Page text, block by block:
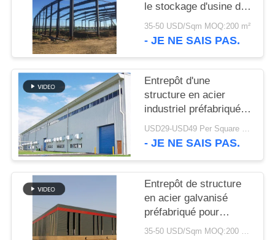
BLOG
SITEMAP
PRIVACY
POLICY
le stockage d'usine de
ciment
35-50 USD/Sqm MOQ:200 m²
- JE NE SAIS PAS.
Entrepôt d'une
structure en acier
industriel préfabriqué à
boulonnage moderne et
robuste pour usine
USD29-USD49 Per Square Meter MOQ:200 mètres carrés
- JE NE SAIS PAS.
Entrepôt de structure
en acier galvanisé
préfabriqué pour
stockage
35-50 USD/Sqm MOQ:200 mètres carrés